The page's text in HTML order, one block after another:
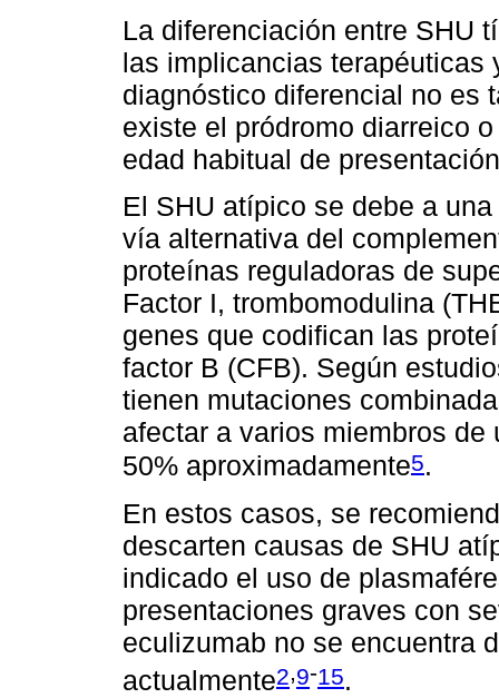
La diferenciación entre SHU
las implicancias terapéuticas
diagnóstico diferencial no es
existe el pródromo diarreico
edad habitual de
El SHU atípico se debe a
vía alternativa del
proteínas reguladoras de
Factor I, trombomodulina
genes que codifican las
factor B (CFB). Según
tienen mutaciones
afectar a varios miembros
50% aproximadamente5.
En estos casos, se
descarten causas de SHU
indicado el uso de
presentaciones graves con
eculizumab no se encuentra
actualmente2,9-15.